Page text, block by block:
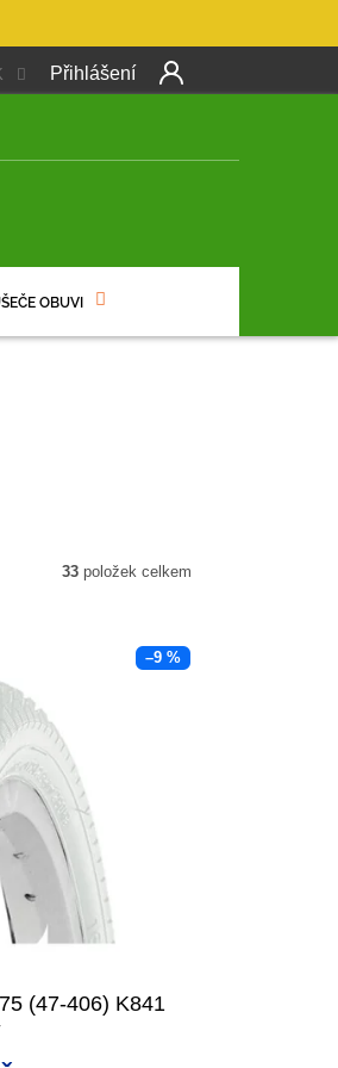
PODMÍNKY PODMÍNKY OCHRANY
Přihlášení
OBUVI
33 položek celkem
–9 %
(47-406) K841